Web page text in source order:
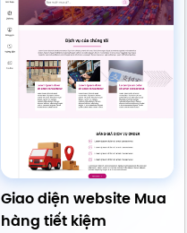
Giao diện website Mua
hàng tiết kiệm